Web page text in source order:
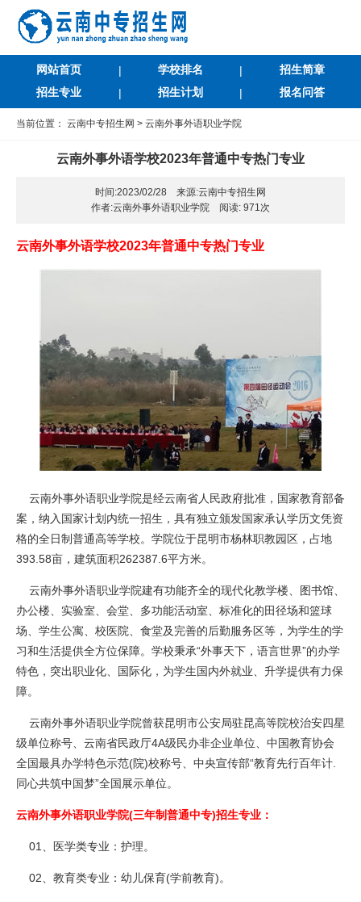
网站首页 | 学校排名 |
招生简章
招生专业
| 招生计划 | 报名问答
当前位置： 云南中专招生网 > 云南外事外语职业学院
云南外事外语学校2023年普通中专热门专业
时间:2023/02/28 来源:云南中专招生网
作者:云南外事外语职业学院 阅读: 971次
云南外事外语学校2023年普通中专热门专业
云南外事外语职业学院是经云南省人民政府批准，国家教育部备
案，纳入国家计划内统一招生，具有独立颁发国家承认学历文凭资
格的全日制普通高等学校。学院位于昆明市杨林职教园区，占地
393.58亩，建筑面积262387.6平方米。
云南外事外语职业学院建有功能齐全的现代化教学楼、图书馆、
办公楼、实验室、会堂、多功能活动室、标准化的田径场和篮球
场、学生公寓、校医院、食堂及完善的后勤服务区等，为学生的学
习和生活提供全方位保障。学校秉承“外事天下，语言世界”的办学
特色，突出职业化、国际化，为学生国内外就业、升学提供有力保
障。
云南外事外语职业学院曾获昆明市公安局驻昆高等院校治安四星
级单位称号、云南省民政厅4A级民办非企业单位、中国教育协会
全国最具办学特色示范(院)校称号、中央宣传部“教育先行百年计.
同心共筑中国梦”全国展示单位。
云南外事外语职业学院(三年制普通中专)招生专业：
01、医学类专业：护理。
02、教育类专业：幼儿保育(学前教育)。